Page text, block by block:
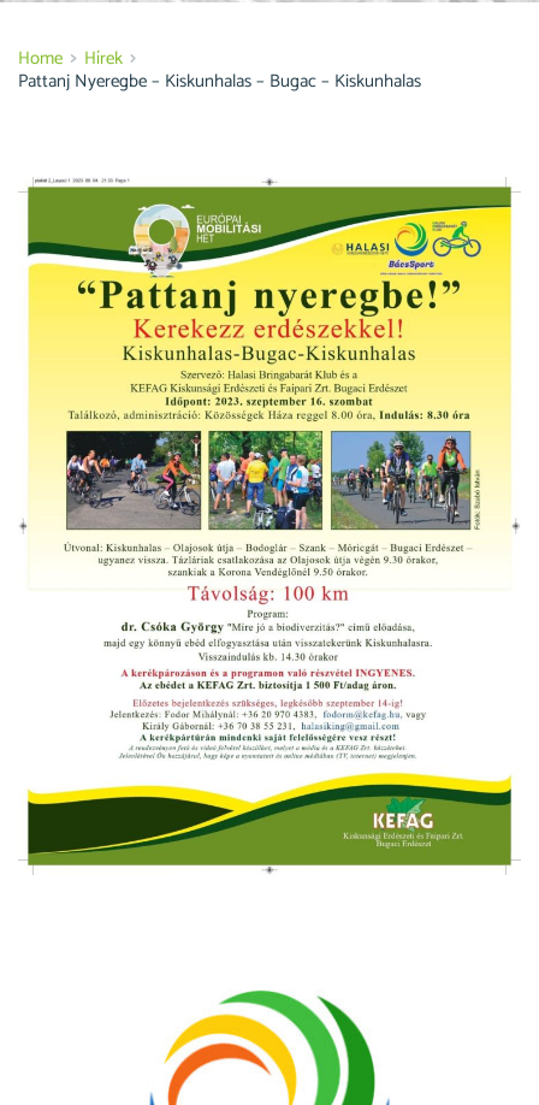
Home Hírek
Pattanj Nyeregbe – Kiskunhalas – Bugac – Kiskunhalas